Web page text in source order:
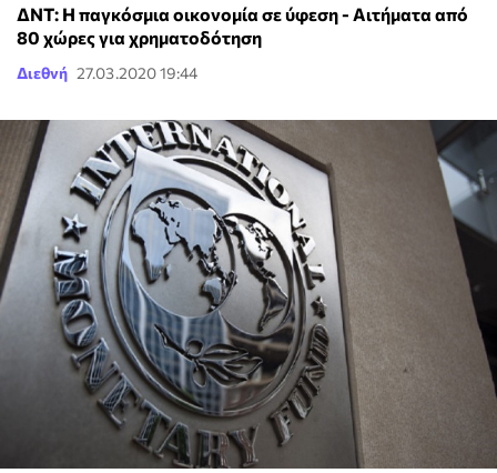
ΔΝΤ: Η παγκόσμια οικονομία σε ύφεση - Αιτήματα από
80 χώρες για χρηματοδότηση
Διεθνή 27.03.2020 19:44